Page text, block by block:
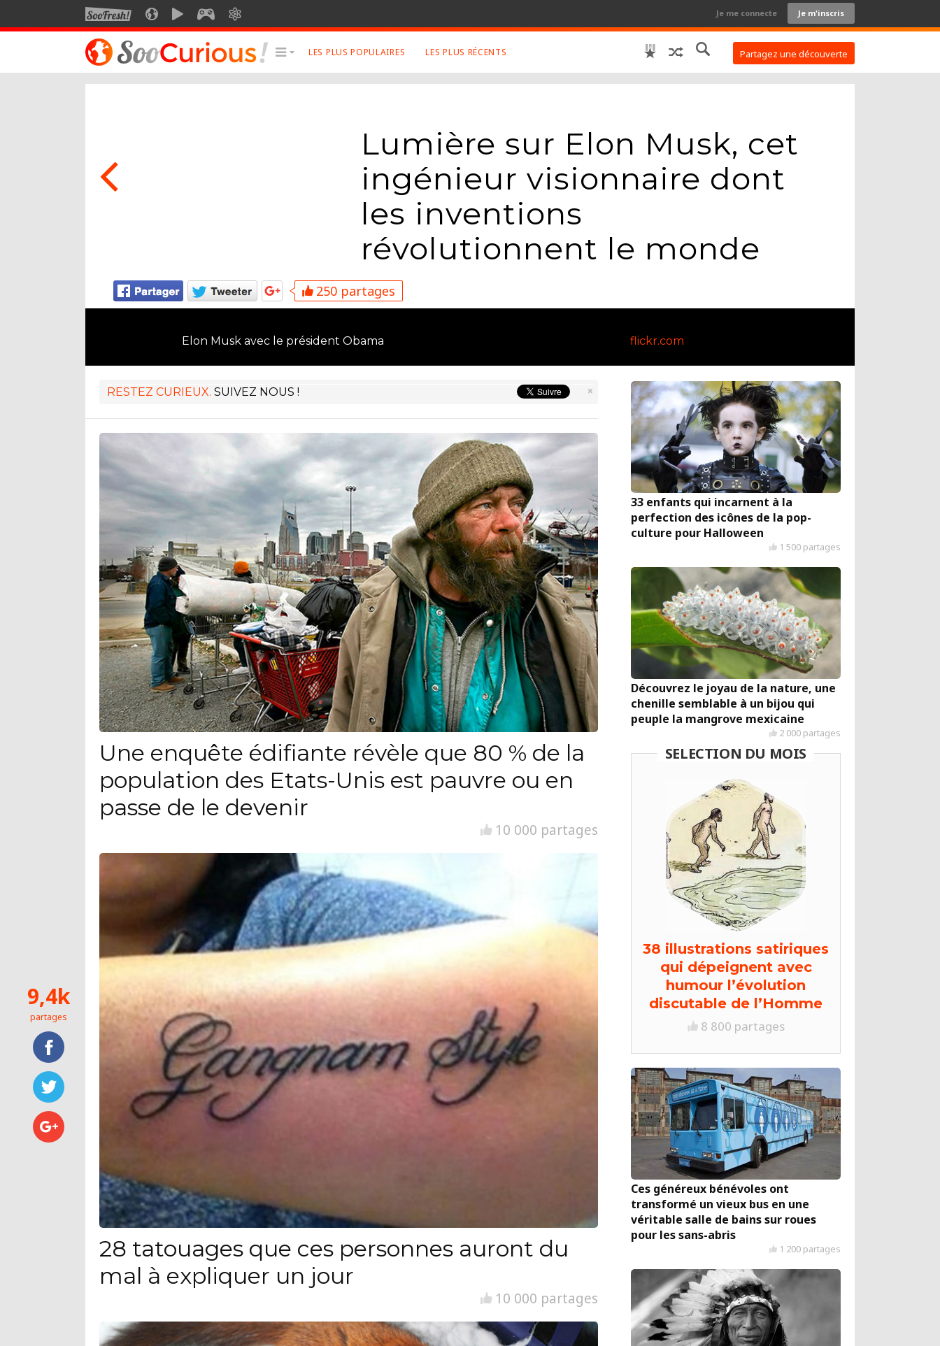
SOOFRESHSOOCURIOUSSOOMOTIONSOOGEEK Je me connecte Je m'inscris
Photographies
Twitter
Google+
Mentions Légales
Conditions Générales
LES PLUS POPULAIRES LES PLUS RÉCENTS Partagez une découverte
Lumière sur Elon Musk, cet
ingénieur visionnaire dont
les inventions
révolutionnent le monde
250 partages
Elon Musk avec le président Obama flickr.com
×
RESTEZ CURIEUX. SUIVEZ NOUS !
Une enquête édifiante révèle que 80 % de la
population des Etats-Unis est pauvre ou en
passe de le devenir
10 000 partages
28 tatouages que ces personnes auront du
mal à expliquer un jour
10 000 partages
33 enfants qui incarnent à la
perfection des icônes de la pop-
culture pour Halloween
1 500 partages
Découvrez le joyau de la nature, une
chenille semblable à un bijou qui
peuple la mangrove mexicaine
2 000 partages
SELECTION DU MOIS
38 illustrations satiriques
qui dépeignent avec
humour l’évolution
discutable de l’Homme
8 800 partages
Ces généreux bénévoles ont
transformé un vieux bus en une
véritable salle de bains sur roues
pour les sans-abris
1 200 partages
9,4k
partages